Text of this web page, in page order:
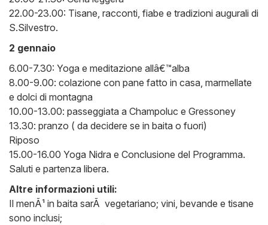
22.00-23.00: Tisane, racconti, fiabe e tradizioni augurali di
S.Silvestro.
2 gennaio
6.00-7.30: Yoga e meditazione allâ€™alba
8.00-9.00: colazione con pane fatto in casa, marmellate
e dolci di montagna
10.00-13.00: passeggiata a Champoluc e Gressoney
13.30: pranzo ( da decidere se in baita o fuori)
Riposo
15.00-16.00 Yoga Nidra e Conclusione del Programma.
Saluti e partenza libera.
Altre informazioni utili:
Il menÃ¹ in baita sarÃ vegetariano; vini, bevande e tisane
sono inclusi;